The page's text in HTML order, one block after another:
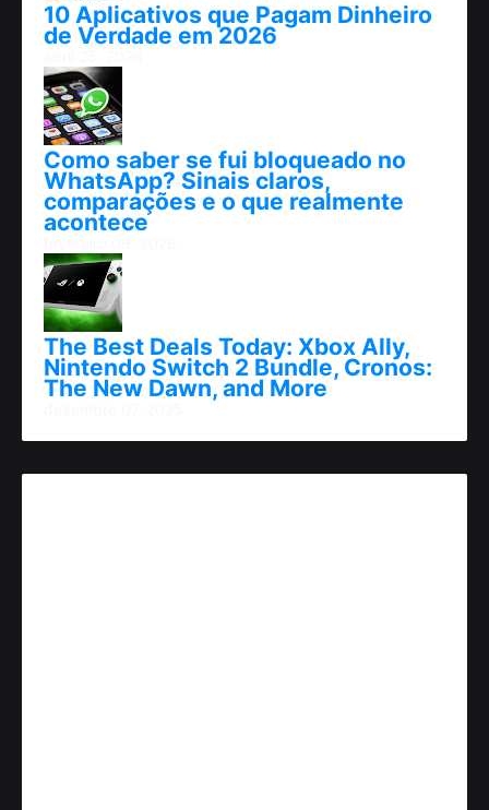
10 Aplicativos que Pagam Dinheiro
de Verdade em 2026
Como saber se fui bloqueado no
WhatsApp? Sinais claros,
comparações e o que realmente
acontece
The Best Deals Today: Xbox Ally,
Nintendo Switch 2 Bundle, Cronos:
The New Dawn, and More